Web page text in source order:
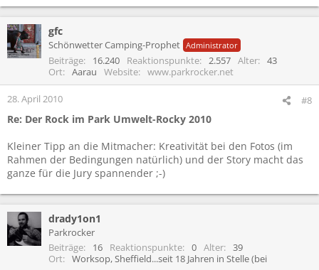
gfc
Schönwetter Camping-Prophet Administrator
Beiträge 16.240 Reaktionspunkte 2.557 Alter
43
Ort
Aarau Website www.parkrocker.net
28. April 2010 #8
Re: Der Rock im Park Umwelt-Rocky 2010
Kleiner Tipp an die Mitmacher: Kreativität bei den Fotos (im
Rahmen der Bedingungen natürlich) und der Story macht das
ganze für die Jury spannender ;-)
drady1on1
Parkrocker
Beiträge
16 Reaktionspunkte 0 Alter
39
Ort
Worksop, Sheffield...seit 18 Jahren in Stelle (bei